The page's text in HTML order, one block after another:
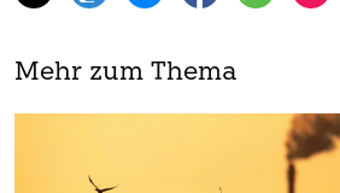
Mehr zum Thema